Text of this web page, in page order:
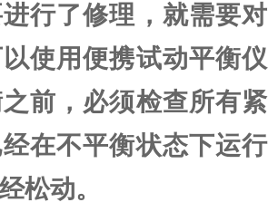
行了修理，就需要
使用便携试动平衡
前，必须检查所有
在不平衡状态下运
松动。